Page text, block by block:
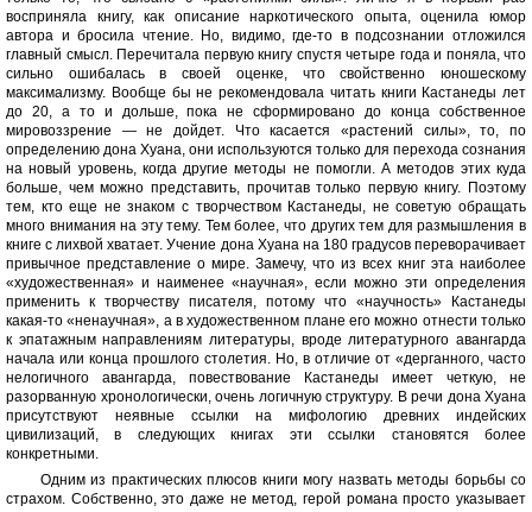
восприняла книгу, как описание наркотического опыта, оценила юмор
автора и бросила чтение. Но, видимо, где-то в подсознании отложился
главный смысл. Перечитала первую книгу спустя четыре года и поняла, что
сильно ошибалась в своей оценке, что свойственно юношескому
максимализму. Вообще бы не рекомендовала читать книги Кастанеды лет
до 20, а то и дольше, пока не сформировано до конца собственное
мировоззрение — не дойдет. Что касается «растений силы», то, по
определению дона Хуана, они используются только для перехода сознания
на новый уровень, когда другие методы не помогли. А методов этих куда
больше, чем можно представить, прочитав только первую книгу. Поэтому
тем, кто еще не знаком с творчеством Кастанеды, не советую обращать
много внимания на эту тему. Тем более, что других тем для размышления в
книге с лихвой хватает. Учение дона Хуана на 180 градусов переворачивает
привычное представление о мире. Замечу, что из всех книг эта наиболее
«художественная» и наименее «научная», если можно эти определения
применить к творчеству писателя, потому что «научность» Кастанеды
какая-то «ненаучная», а в художественном плане его можно отнести только
к эпатажным направлениям литературы, вроде литературного авангарда
начала или конца прошлого столетия. Но, в отличие от «дерганного, часто
нелогичного авангарда, повествование Кастанеды имеет четкую, не
разорванную хронологически, очень логичную структуру. В речи дона Хуана
присутствуют неявные ссылки на мифологию древних индейских
цивилизаций, в следующих книгах эти ссылки становятся более
конкретными.
Одним из практических плюсов книги могу назвать методы борьбы со
страхом. Собственно, это даже не метод, герой романа просто указывает